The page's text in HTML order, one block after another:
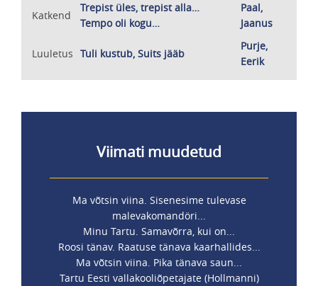
Katkend
Trepist üles, trepist alla…
Tempo oli kogu…
Paal,
Jaanus
Luuletus Tuli kustub, Suits jääb
Purje,
Eerik
Viimati muudetud
Ma võtsin viina. Sisenesime tulevase
malevakomandöri...
Minu Tartu. Samavõrra, kui on...
Roosi tänav. Raatuse tänava kaarhallides...
Ma võtsin viina. Pika tänava saun...
Tartu Eesti vallakooliõpetajate (Hollmanni)